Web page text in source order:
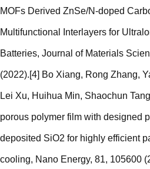
MOFs Derived ZnSe/N-doped
Multifunctional Interlayers for
Batteries, Journal of Materials
(2022).[4] Bo Xiang, Rong Zhang,
Lei Xu, Huihua Min, Shaochun
porous polymer film with designed
deposited SiO2 for highly efficient
cooling, Nano Energy, 81, 105600